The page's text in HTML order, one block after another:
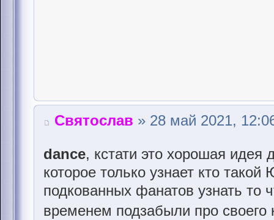
Святослав » 28 май 2021,
dance, кстати это хорошая идея
которое только узнает кто
подкованных фанатов узнать то
временем подзабыли про